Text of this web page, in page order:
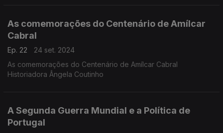
As comemorações do Centenário de Amílcar
Cabral
Ep. 22
24 set. 2024
As comemorações do Centenário de Amílcar Cabral
Historiadora Ângela Coutinho
A Segunda Guerra Mundial e a Política de
Portugal